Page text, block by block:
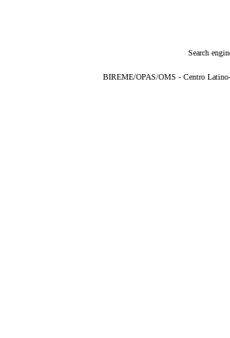
Search
BIREME/OPAS/OMS - Centro Latino-